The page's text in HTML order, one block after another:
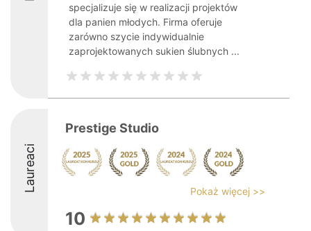
specjalizuje się w realizacji projektów
dla panien młodych. Firma oferuje
zarówno szycie indywidualnie
zaprojektowanych sukien ślubnych ...
Laureaci
Prestige Studio
Pokaż więcej >>
10